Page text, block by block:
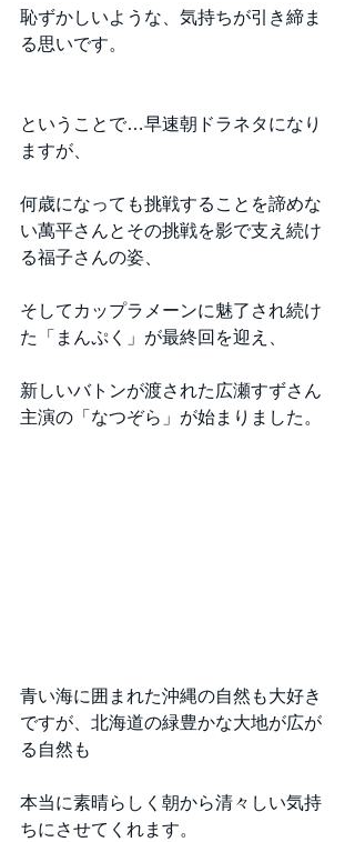
恥ずかしいような、気持ちが引き締ま
る思いです。
ということで…早速朝ドラネタになり
ますが、
何歳になっても挑戦することを諦めな
い萬平さんとその挑戦を影で支え続け
る福子さんの姿、
そしてカップラメーンに魅了され続け
た「まんぷく」が最終回を迎え、
新しいバトンが渡された広瀬すずさん
主演の「なつぞら」が始まりました。
青い海に囲まれた沖縄の自然も大好き
ですが、北海道の緑豊かな大地が広が
る自然も
本当に素晴らしく朝から清々しい気持
ちにさせてくれます。